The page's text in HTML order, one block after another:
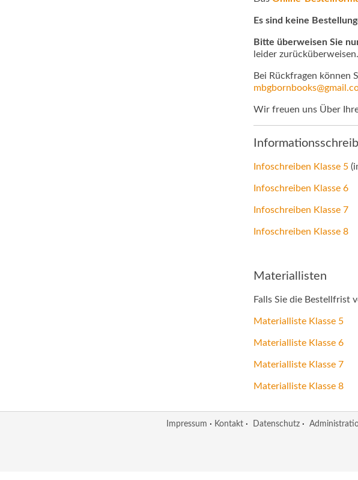
Es sind keine
Bitte überweisen Sie
leider
Bei Rückfragen können
Wir freuen uns Über
Infoschreiben Klasse 5
Infoschreiben Klasse 6
Infoschreiben Klasse 7
Infoschreiben Klasse 8
Materiallisten
Falls Sie die Bestellfrist
Materialliste Klasse 5
Materialliste Klasse 6
Materialliste Klasse 7
Materialliste Klasse 8
Impressum · Kontakt · Datenschutz ·